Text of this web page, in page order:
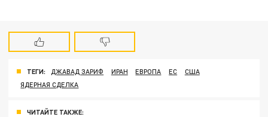
ТЕГИ: ДЖАВАД ЗАРИФ ИРАН ЕВРОПА ЕС
США
ЯДЕРНАЯ СДЕЛКА
ЧИТАЙТЕ ТАКЖЕ: